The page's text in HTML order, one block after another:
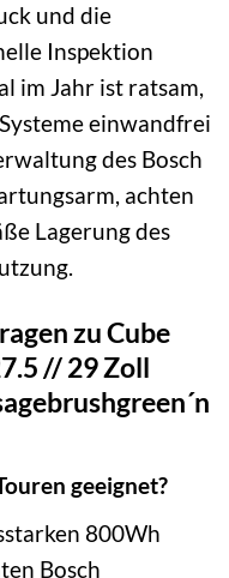
und die
Inspektion
im Jahr ist ratsam,
einwandfrei
des Bosch
achten
Lagerung des
zu Cube
// 29 Zoll
geeignet?
800Wh
Bosch